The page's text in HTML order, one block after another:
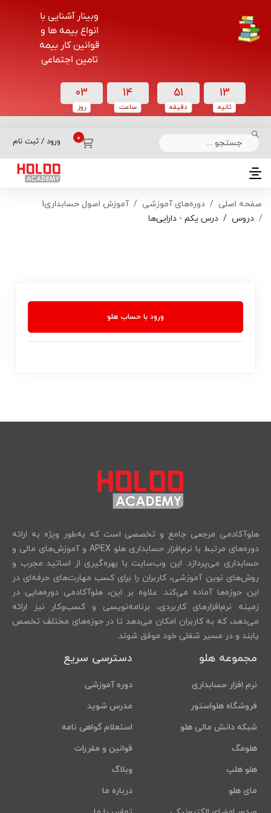
وبینار آشنایی با
انواع بیمه ها و
قوانین کار بیمه
تامین اجتماعی
03
روز
14
ساعت‌
51
دقیقه
13
ثانیه
ورود / ثبت نام
دسته بندی دوره‌ها
صفحه اصلی دوره‌های آموزشی
آموزش اصول حسابداری1
دروس
درس یکم - دارایی‌ها
ورود با حساب هلو
هلوآکادمی مرجعی جامع و تخصصی است که به‌طور ویژه به ارائه
دوره‌های مرتبط با نرم‌افزار حسابداری هلو APEX و آموزش‌های مالی و
حسابداری می‌پردازد. این وب‌سایت با بهره‌گیری از اساتید مجرب و
روش‌های نوین آموزشی، کاربران را برای کسب مهارت‌های حرفه‌ای در
این حوزه‌ها آماده می‌کند. علاوه بر این، هلوآکادمی دوره‌هایی در
زمینه نرم‌افزارهای کاربردی، برنامه‌نویسی و کسب‌وکار نیز ارائه
می‌دهد، که به کاربران امکان می‌دهد تا در حوزه‌های مختلف تخصص
یابند و در مسیر شغلی خود موفق شوند.
مجموعه هلو
نرم افزار حسابداری
فروشگاه هلواستور
شبکه دانش مالی هلو
هلومگ
هلو هلپ
مای هلو
دسترسی سریع
دوره آموزشی
مدرس شوید
استعلام گواهی نامه
قوانین و مقررات
وبلاگ
درباره ما